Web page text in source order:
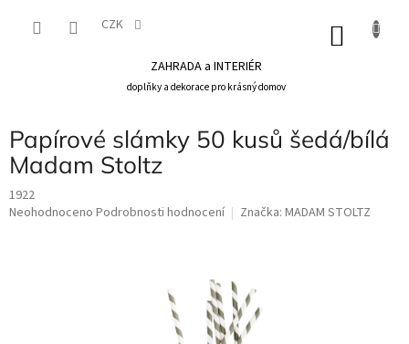
CZK
ZAHRADA a INTERIÉR
doplňky a dekorace pro krásný domov
Papírové slámky 50 kusů šedá/bílá
Madam Stoltz
1922
Průměrné
Neohodnoceno Podrobnosti hodnocení Značka: MADAM STOLTZ